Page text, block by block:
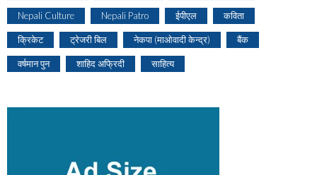
Nepali Culture Nepali Patro ईपीएल कविता
क्रिकेट ट्रेजरी बिल नेकपा (माओवादी केन्द्र) बैंक
वर्षमान पुन शाहिद अफ्रिदी साहित्य